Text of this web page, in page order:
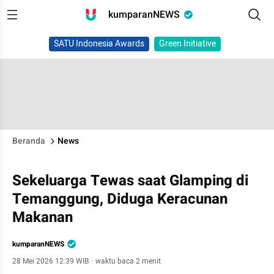
kumparanNEWS
SATU Indonesia Awards Green Initiative
Beranda News
Sekeluarga Tewas saat Glamping di
Temanggung, Diduga Keracunan
Makanan
kumparanNEWS
28 Mei 2026 12:39 WIB · waktu baca 2 menit